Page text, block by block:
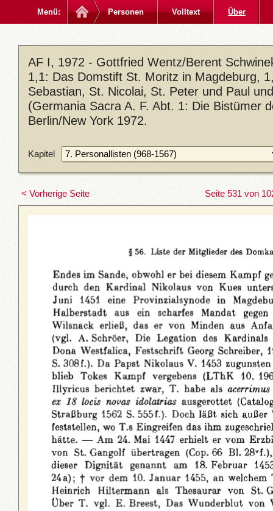
Menü: Personen Volltext Über
AF I, 1972 - Gottfried Wentz/Berent
1,1: Das Domstift St. Moritz in Magdeburg,
Sebastian, St. Nicolai, St. Peter und Paul
(Germania Sacra A. F. Abt. 1: Die Bistümer
Berlin/New York 1972.
Kapitel
< Vorherige Seite Seite 531 von